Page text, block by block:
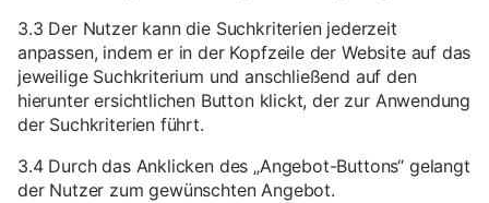
3.3 Der Nutzer kann die Suchkriterien jederzeit
anpassen, indem er in der Kopfzeile der Website auf das
jeweilige Suchkriterium und anschließend auf den
hierunter ersichtlichen Button klickt, der zur Anwendung
der Suchkriterien führt.
3.4 Durch das Anklicken des „Angebot-Buttons“ gelangt
der Nutzer zum gewünschten Angebot.